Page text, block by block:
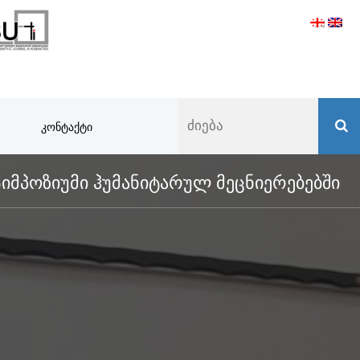
ᲙᲝᲜᲢᲐᲥᲢᲘ
ᲰᲣᲛᲐᲜᲘᲢᲐᲠᲣᲚ ᲛᲔᲪᲜᲘᲔᲠᲔᲑᲔᲑᲨᲘ